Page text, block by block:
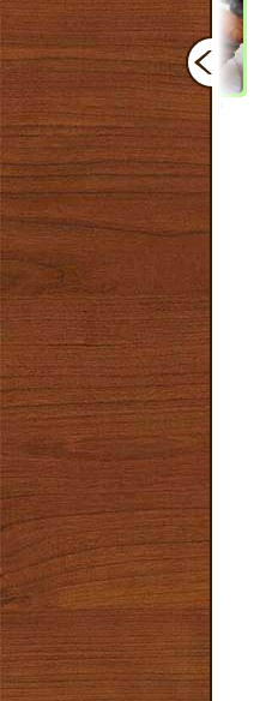
Csokoládés-diós
szendvics